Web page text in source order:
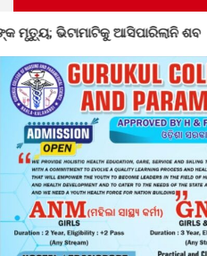
ଆସିପାରିଲାନି ଶବ